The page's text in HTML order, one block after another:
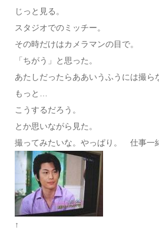
じっと見る。
スタジオでのミッチー。
その時だけはカメラマンの目で。
「ちがう」と思った。
あたしだったらああいうふうには撮ら
もっと…
こうするだろう。
とか思いながら見た。
撮ってみたいな。やっぱり。 仕事一
↑